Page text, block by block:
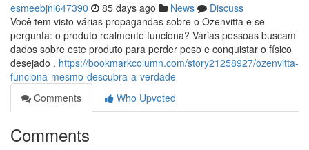
esmeebjni647390 85 days ago News
Discuss
Você tem visto várias propagandas sobre o Ozenvitta e se
pergunta: o produto realmente funciona? Várias pessoas buscam
dados sobre este produto para perder peso e conquistar o físico
desejado . https://bookmarkcolumn.com/story21258927/ozenvitta-
funciona-mesmo-descubra-a-verdade
Comments
Who Upvoted
Comments